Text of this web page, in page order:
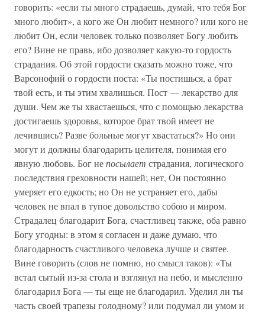
говорить: «если ты много страдаешь, думай, что тебя Бог
много любит», а кого же Он любит немного? или кого не
любит Он, если человек только позволяет Богу любить
его? Вине не правь, ибо дозволяет какую-то гордость
страдания. Об этой гордости сказать можно тоже, что
Варсонофий о гордости поста: «Ты постишься, а брат
твой есть, и ты этим хвалишься. Пост — лекарство для
души. Чем же ты хвастаешься, что с помощью лекарства
достигаешь здоровья, которое брат твой имеет не
лечившись? Разве больные могут хвастаться?» Но они
могут и должны благодарить целителя, понимая его
явную любовь. Бог непосылает страдания, логического
последствия греховности нашей; нет, Он постоянно
умеряет его едкость; но Он не устраняет его, дабы
человек не впал в тупое довольство собою и миром.
Страдалец благодарит Бога, счастливец также, оба равно
Богу угодны: в этом я согласен и даже думаю, что
благодарность счастливого человека лучше и святее.
Вине говорить (слов не помню, но смысл таков): «Ты
встал сытый из-за стола и взглянул на небо, и мысленно
благодарил Бога — ты еще не благодарил. Уделил ли ты
часть своей трапезы голодному? или подумал ли умом и